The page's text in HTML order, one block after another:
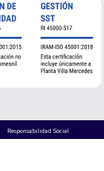
Responsabilidad Social